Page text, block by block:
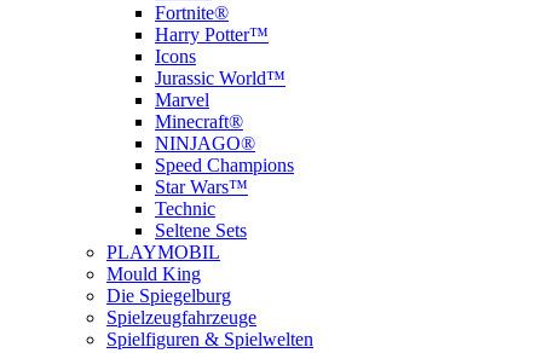
Fortnite®
Harry Potter™
Icons
Jurassic World™
Marvel
Minecraft®
NINJAGO®
Speed Champions
Star Wars™
Technic
Seltene Sets
PLAYMOBIL
Mould King
Die Spiegelburg
Spielzeugfahrzeuge
Spielfiguren & Spielwelten